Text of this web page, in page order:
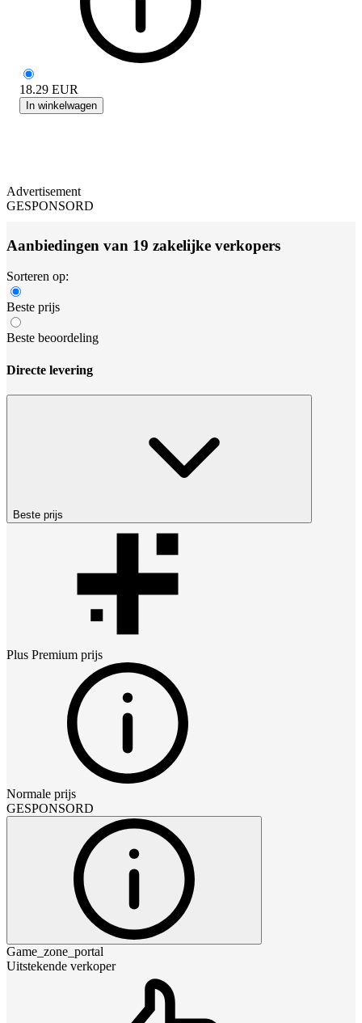
18.29 EUR
In winkelwagen
Advertisement
GESPONSORD
Aanbiedingen van 19 zakelijke verkopers
Sorteren op:
Beste prijs
Beste beoordeling
Directe levering
Beste prijs
Plus Premium prijs
Normale prijs
GESPONSORD
Game_zone_portal
Uitstekende verkoper